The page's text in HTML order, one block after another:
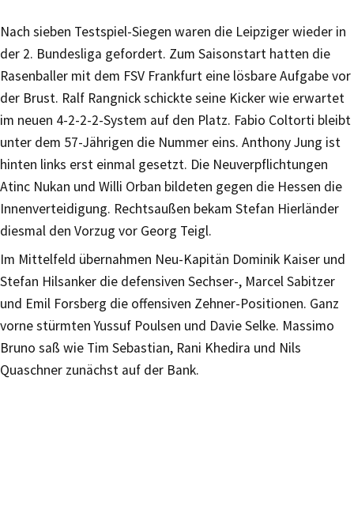
Nach sieben Testspiel-Siegen waren die Leipziger wieder in
der 2. Bundesliga gefordert. Zum Saisonstart hatten die
Rasenballer mit dem FSV Frankfurt eine lösbare Aufgabe vor
der Brust. Ralf Rangnick schickte seine Kicker wie erwartet
im neuen 4-2-2-2-System auf den Platz. Fabio Coltorti bleibt
unter dem 57-Jährigen die Nummer eins. Anthony Jung ist
hinten links erst einmal gesetzt. Die Neuverpflichtungen
Atinc Nukan und Willi Orban bildeten gegen die Hessen die
Innenverteidigung. Rechtsaußen bekam Stefan Hierländer
diesmal den Vorzug vor Georg Teigl.
Im Mittelfeld übernahmen Neu-Kapitän Dominik Kaiser und
Stefan Hilsanker die defensiven Sechser-, Marcel Sabitzer
und Emil Forsberg die offensiven Zehner-Positionen. Ganz
vorne stürmten Yussuf Poulsen und Davie Selke. Massimo
Bruno saß wie Tim Sebastian, Rani Khedira und Nils
Quaschner zunächst auf der Bank.